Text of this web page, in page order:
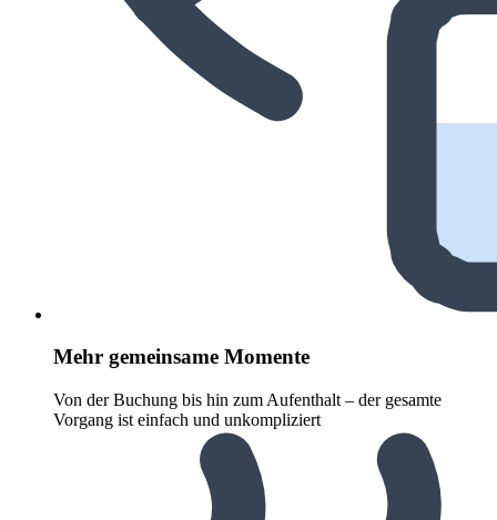
Mehr gemeinsame Momente
Von der Buchung bis hin zum Aufenthalt – der gesamte
Vorgang ist einfach und unkompliziert